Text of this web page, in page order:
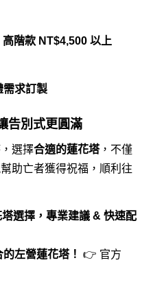
階款 NT$4,500 以上
需求訂製
告別式更圓滿
選擇合適的蓮花塔，不僅
助亡者獲得祝福，順利往
選擇，專業建議 & 快速配
左營蓮花塔！ 👉 官方